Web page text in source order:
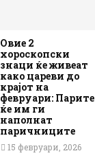
Овие 2
хороскопски
знаци ќе живеат
како цареви до
крајот на
февруари: Парите
ќе им ги
наполнат
паричниците
15 февруари, 2026